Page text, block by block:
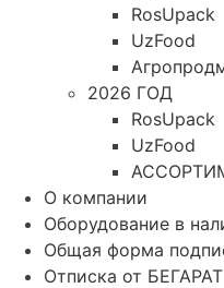
RosUpack
UzFood
2026 ГОД
RosUpack
UzFood
О компании
Оборудование в
Общая форма
Отписка от БЕГАРАТ